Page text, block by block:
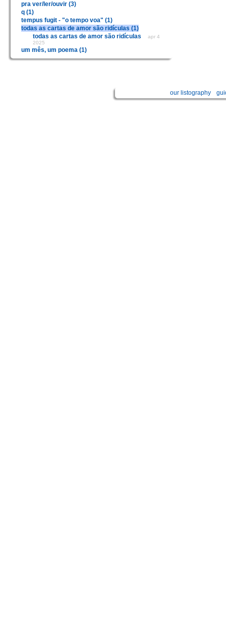
pra ver/ler/ouvir (3)
q (1)
tempus fugit - "o tempo voa" (1)
todas as cartas de amor são ridículas (1)
todas as cartas de amor são ridículas
apr 4
2025
um mês, um poema (1)
our listography